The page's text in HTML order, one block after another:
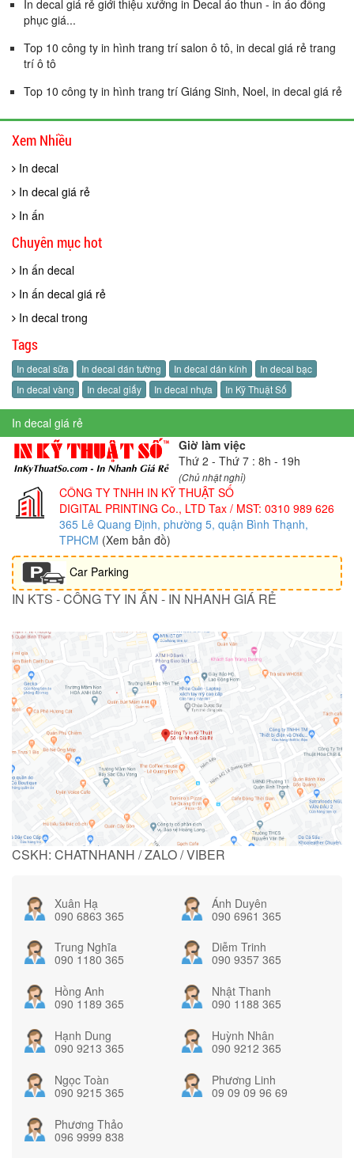
In decal giá rẻ giới thiệu xưởng in Decal áo thun - in áo đồng
phục giá...
Top 10 công ty in hình trang trí salon ô tô, in decal giá rẻ trang
trí ô tô
Top 10 công ty in hình trang trí Giáng Sinh, Noel, in decal giá rẻ
Xem Nhiều
In decal
In decal giá rẻ
In ấn
Chuyên mục hot
In ấn decal
In ấn decal giá rẻ
In decal trong
Tags
In decal sữa In decal dán tường In decal dán kính
In decal bạc
In decal vàng
In decal giấy In decal nhựa In Kỹ Thuật Số
In decal giá rẻ
Giờ làm việc
Thứ 2 - Thứ 7 : 8h - 19h
(Chủ nhật nghỉ)
CÔNG TY TNHH IN KỸ THUẬT SỐ
DIGITAL PRINTING Co., LTD Tax / MST: 0310 989 626
365 Lê Quang Định, phường 5, quận Bình Thạnh,
TPHCM (Xem bản đồ)
Car Parking
IN KTS - CÔNG TY IN ẤN - IN NHANH GIÁ RẺ
CSKH: CHATNHANH / ZALO / VIBER
Xuân Hạ
090 6863 365
Ánh Duyên
090 6961 365
Trung Nghĩa
090 1180 365
Diễm Trinh
090 9357 365
Hồng Anh
090 1189 365
Nhật Thanh
090 1188 365
Hạnh Dung
090 9213 365
Huỳnh Nhân
090 9212 365
Ngọc Toàn
090 9215 365
Phương Linh
09 09 09 96 69
Phương Thảo
096 9999 838